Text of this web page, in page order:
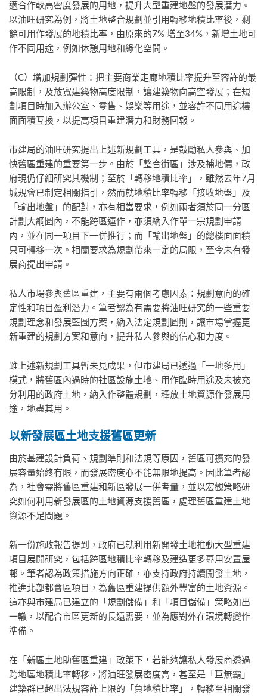
適合作較高密度發展的用地，提升大型重建地盤的發展潛力。
以油旺研究為例，將土地整合規劃並引用轉移地積比率後，剩
餘可用作發展的地積比率，由原來的7% 增至34%，新增土地可
作不同用途，例如休憩用地和綠化空間。
（C）增加規劃彈性：把主要商業走廊地積比率提升至容許的最
高限制，及放寬建築物高度限制，讓建築物向高空發展；在規
劃項目時加入辦公室、零售、娛樂等用途，並容許不同用途樓
面面積互換，以提高項目重建潛力和財務回報。
市建局的油旺研究提出上述新規劃工具，是鼓勵私人參與、加
快舊區重建的重要第一步。由於「整合街區」涉及補地價，政
府現仍仔細研究其機制；至於「轉移地積比率」，雖然去年7月
城規會已制定相關指引，然而就地積比率轉移「接收地盤」及
「輸出地盤」的配對，亦有相當要求，例如兩者須於同一分區
計劃大綱圖內，不能跨區運作，亦須納入作單一宗規劃申請
內，並在同一項目下一併推行；而「輸出地盤」的總樓面面積
只可轉移一次。相關要求為規劃帶來一定的局限，至今未有發
展商提出申請。
私人市場參與舊區重建，主要有兩個考慮因素：規劃意向的確
定性和項目盈利潛力。筆者認為有需要將油旺研究的一些重要
規劃理念和發展藍圖方案，納入法定規劃圖則，讓市場掌握更
新重建的規劃方案和意向，提升私人參與的信心和力度。
雖上述新規劃工具暫未見成果，但市建局已透過「一地多用」
模式，將舊區內過時的社區設施土地、用作臨時用途及未被充
分利用的政府土地，納入作整體規劃，釋放土地資源作發展用
途，地盡其用。
以新發展區土地支援舊區更新
由於基建設計負荷、規劃準則和法規等原因，舊區可擴充的發
展容量始終有限，而發展密度亦不能無限地提高。因此筆者認
為，社會需將舊區重建和新區發展一併考量，並以宏觀策略研
究如何利用新發展區的土地資源支援舊區，處理舊區重建土地
資源不足問題。
新一份施政報告提到，政府已就利用新開發土地推動大型重建
項目展開研究，包括跨區地積比率轉移及建造更多專用安置屋
邨。筆者認為政策措施方向正確，亦支持政府持續開發土地，
推進北部都會區項目，為舊區重建提供額外豐富的土地資源。
這亦與市建局已建立的「規劃儲備」和「項目儲備」策略如出
一轍，以配合市區更新的長遠需要，並為應對外在環境轉變作
準備。
在「新區土地助舊區重建」政策下，若能夠讓私人發展商透過
跨地區地積比率轉移，將油旺發展密度高，甚至是「巨無霸」
建築群已超出法規容許上限的「負地積比率」，轉移至相關發